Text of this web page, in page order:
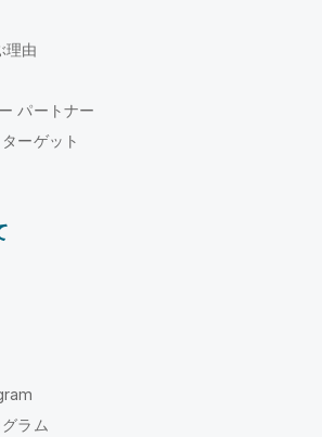
理由
パートナー
ーゲット
ラム